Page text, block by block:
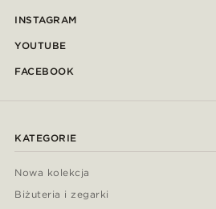
INSTAGRAM
YOUTUBE
FACEBOOK
KATEGORIE
Nowa kolekcja
Biżuteria i zegarki